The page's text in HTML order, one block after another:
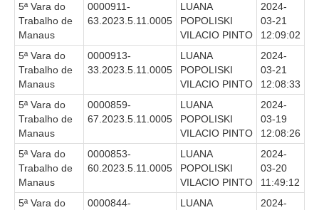
5ª Vara do
Trabalho de
Manaus
0000911-
63.2023.5.11.0005
LUANA
POPOLISKI
VILACIO PINTO
2024-
03-21
12:09:02
5ª Vara do
Trabalho de
Manaus
0000913-
33.2023.5.11.0005
LUANA
POPOLISKI
VILACIO PINTO
2024-
03-21
12:08:33
5ª Vara do
Trabalho de
Manaus
0000859-
67.2023.5.11.0005
LUANA
POPOLISKI
VILACIO PINTO
2024-
03-19
12:08:26
5ª Vara do
Trabalho de
Manaus
0000853-
60.2023.5.11.0005
LUANA
POPOLISKI
VILACIO PINTO
2024-
03-20
11:49:12
5ª Vara do
0000844-
LUANA
2024-